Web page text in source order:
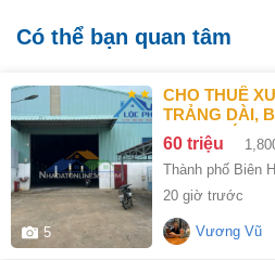
Có thể bạn quan tâm
5
CHO THUÊ XƯỞNG 1800M2 PHƯỜNG
TRẢNG DÀI,
60TR/THÁNG
60 triệu
Thành phố Biên
20 giờ trước
Vương Vũ